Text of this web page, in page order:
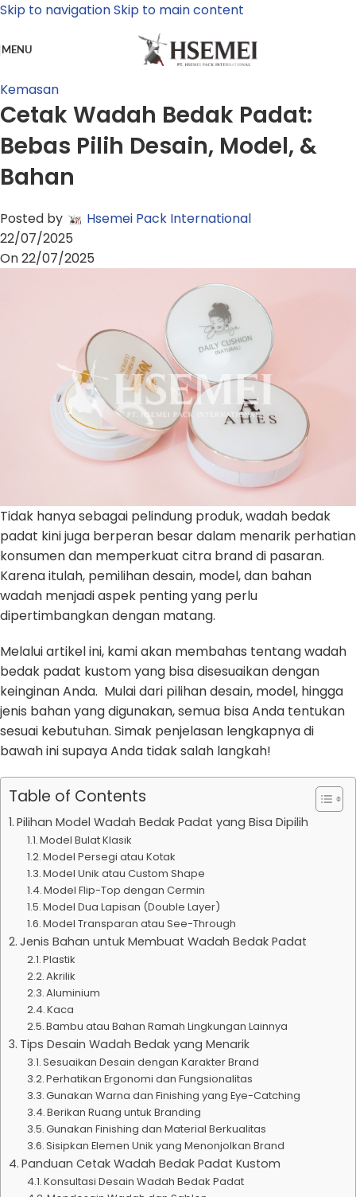
Skip to navigationSkip to main content
MENU
Kemasan
Cetak Wadah Bedak Padat:
Bebas Pilih Desain, Model, &
Bahan
Posted by
Hsemei Pack International
22/07/2025
On 22/07/2025
Tidak hanya sebagai pelindung produk, wadah bedak
padat kini juga berperan besar dalam menarik perhatian
konsumen dan memperkuat citra brand di pasaran.
Karena itulah, pemilihan desain, model, dan bahan
wadah menjadi aspek penting yang perlu
dipertimbangkan dengan matang.
Melalui artikel ini, kami akan membahas tentang wadah
bedak padat kustom yang bisa disesuaikan dengan
keinginan Anda. Mulai dari pilihan desain, model, hingga
jenis bahan yang digunakan, semua bisa Anda tentukan
sesuai kebutuhan. Simak penjelasan lengkapnya di
bawah ini supaya Anda tidak salah langkah!
Table of Contents
Pilihan Model Wadah Bedak Padat yang Bisa Dipilih
Model Bulat Klasik
Model Persegi atau Kotak
Model Unik atau Custom Shape
Model Flip-Top dengan Cermin
Model Dua Lapisan (Double Layer)
Model Transparan atau See-Through
Jenis Bahan untuk Membuat Wadah Bedak Padat
Plastik
Akrilik
Aluminium
Kaca
Bambu atau Bahan Ramah Lingkungan Lainnya
Tips Desain Wadah Bedak yang Menarik
Sesuaikan Desain dengan Karakter Brand
Perhatikan Ergonomi dan Fungsionalitas
Gunakan Warna dan Finishing yang Eye-Catching
Berikan Ruang untuk Branding
Gunakan Finishing dan Material Berkualitas
Sisipkan Elemen Unik yang Menonjolkan Brand
Panduan Cetak Wadah Bedak Padat Kustom
Konsultasi Desain Wadah Bedak Padat